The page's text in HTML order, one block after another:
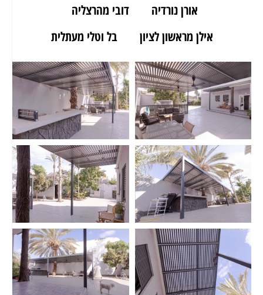
אורן נורדיה
דובי מהרצליה
אילן מראשון לציון
בל וטלי מעתלית